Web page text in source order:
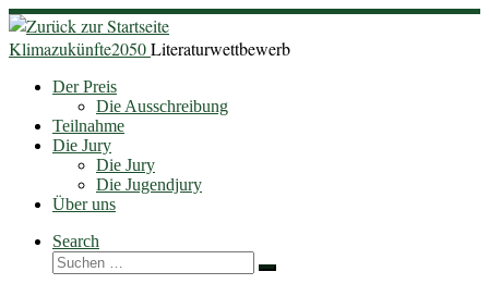
Zum
Inhalt
springen
Klimazukünfte2050Literaturwettbewerb
Der Preis
Die Ausschreibung
Teilnahme
Die Jury
Die Jury
Die Jugendjury
Über uns
Search
Suche
Suchen …